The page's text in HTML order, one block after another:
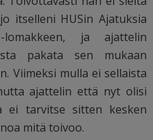
itselleni HUSin Ajatuksia
lomakkeen, ja ajattelin
pakata sen mukaan
Viimeksi mulla ei sellaista
ajattelin että nyt olisi
tarvitse sitten kesken
mitä toivoo.